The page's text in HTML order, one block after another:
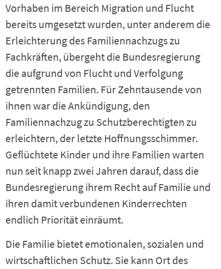
Vorhaben im Bereich Migration und Flucht
bereits umgesetzt wurden, unter anderem die
Erleichterung des Familiennachzugs zu
Fachkräften, übergeht die Bundesregierung
die aufgrund von Flucht und Verfolgung
getrennten Familien. Für Zehntausende von
ihnen war die Ankündigung, den
Familiennachzug zu Schutzberechtigten zu
erleichtern, der letzte Hoffnungsschimmer.
Geflüchtete Kinder und ihre Familien warten
nun seit knapp zwei Jahren darauf, dass die
Bundesregierung ihrem Recht auf Familie und
ihren damit verbundenen Kinderrechten
endlich Priorität einräumt.
Die Familie bietet emotionalen, sozialen und
wirtschaftlichen Schutz. Sie kann Ort des